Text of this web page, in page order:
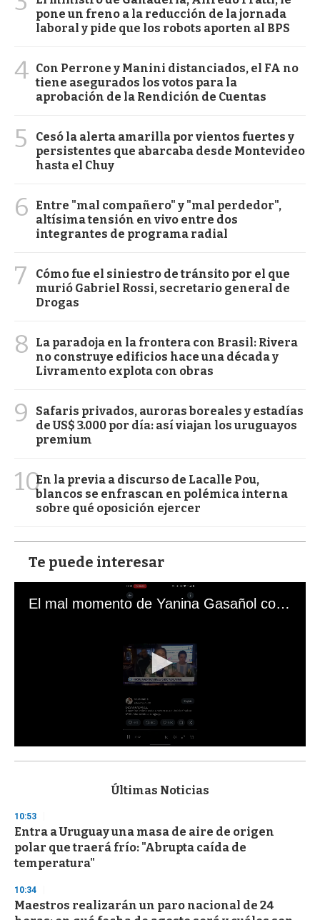
pone un freno a la reducción de la jornada
laboral y pide que los robots aporten al BPS
4 Con Perrone y Manini distanciados, el FA no
tiene asegurados los votos para la
aprobación de la Rendición de Cuentas
5
Cesó la alerta amarilla por vientos fuertes y
persistentes que abarcaba desde Montevideo
hasta el Chuy
6
Entre "mal compañero" y "mal perdedor",
altísima tensión en vivo entre dos
integrantes de programa radial
7
Cómo fue el siniestro de tránsito por el que
murió Gabriel Rossi, secretario general de
Drogas
8
La paradoja en la frontera con Brasil: Rivera
no construye edificios hace una década y
Livramento explota con obras
9
Safaris privados, auroras boreales y estadías
de US$ 3.000 por día: así viajan los uruguayos
premium
10En la previa a discurso de Lacalle Pou,
blancos se enfrascan en polémica interna
sobre qué oposición ejercer
Te puede interesar
El mal momento de Yanina Gasañol con un hincha argentino en "Subrayado"
s
d
s
o
f
3
s
e
c
Últimas Noticias
10:53
Entra a Uruguay una masa de aire de origen
polar que traerá frío: "Abrupta caída de
temperatura"
10:34
Maestros realizarán un paro nacional de 24